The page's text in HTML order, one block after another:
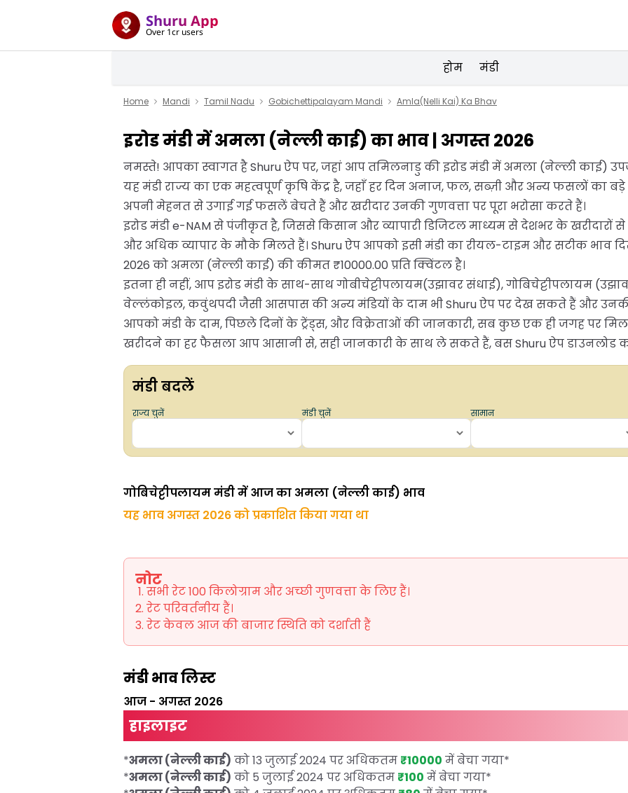
Shuru App
Over 1cr users
होम मंडी
Home Mandi Tamil Nadu Gobichettipalayam Mandi Amla(Nelli Kai) Ka Bhav
इरोड मंडी में अमला (नेल्ली काई) का भाव | अगस्त 2026
नमस्ते! आपका स्वागत है Shuru ऐप पर, जहां आप तमिलनाडु की इरोड मंडी में अमला (नेल्ली काई)
यह मंडी राज्य का एक महत्वपूर्ण कृषि केंद्र है, जहाँ हर दिन अनाज, फल, सब्ज़ी और अन्य फसलों का बड़े
अपनी मेहनत से उगाई गई फसलें बेचते हैं और खरीदार उनकी गुणवत्ता पर पूरा भरोसा करते हैं।
इरोड मंडी e-NAM से पंजीकृत है, जिससे किसान और व्यापारी डिजिटल माध्यम से देशभर के खरीदारों
और अधिक व्यापार के मौके मिलते हैं। Shuru ऐप आपको इसी मंडी का रीयल-टाइम और सटीक भाव
2026 को अमला (नेल्ली काई) की कीमत ₹10000.00 प्रति क्विंटल है।
इतना ही नहीं, आप इरोड मंडी के साथ-साथ गोबीचेट्टीपलायम(उझावर संधाई), गोबिचेट्टीपलायम
वेल्लंकोइल, कवुंथपदी जैसी आसपास की अन्य मंडियों के दाम भी Shuru ऐप पर देख सकते हैं और
आपको मंडी के दाम, पिछले दिनों के ट्रेंड्स, और विक्रेताओं की जानकारी, सब कुछ एक ही जगह पर
खरीदने का हर फैसला आप आसानी से, सही जानकारी के साथ ले सकते हैं, बस Shuru ऐप डाउनलोड
मंडी बदलें
राज्य चुनें मंडी चुनें सामान
गोबिचेट्टीपलायम मंडी में आज का अमला (नेल्ली काई) भाव
यह भाव अगस्त 2026 को प्रकाशित किया गया था
नोट
सभी रेट 100 किलोग्राम और अच्छी गुणवत्ता के लिए हैं।
रेट परिवर्तनीय हैं।
रेट केवल आज की बाजार स्थिति को दर्शाती हैं
मंडी भाव लिस्ट
आज - अगस्त 2026
हाइलाइट
*अमला (नेल्ली काई) को 13 जुलाई 2024 पर अधिकतम ₹10000 में बेचा गया*
*अमला (नेल्ली काई) को 5 जुलाई 2024 पर अधिकतम ₹100 में बेचा गया*